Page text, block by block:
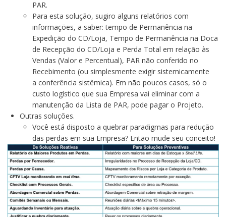
PAR.
Para esta solução, sugiro alguns relatórios com
informações, a saber: tempo de Permanência na
Expedição do CD/Loja, Tempo de Permanência na Doca
de Recepção do CD/Loja e Perda Total em relação às
Vendas (Valor e Percentual), PAR não conferido no
Recebimento (ou simplesmente exigir sistemicamente
a conferência sistêmica). Em não poucos casos, só o
custo logístico que sua Empresa vai eliminar com a
manutenção da Lista de PAR, pode pagar o Projeto.
Outras soluções.
Você está disposto a quebrar paradigmas para redução
das perdas em sua Empresa? Então mude seu conceito!